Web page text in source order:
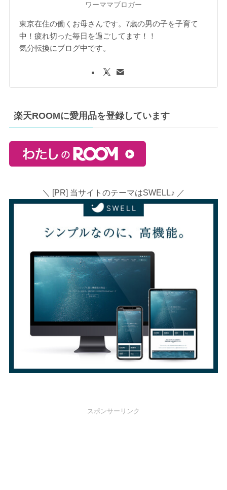
ワーママブロガー
東京在住の働くお母さんです。7歳の男の子を子育て
中！疲れ切った毎日を過ごしてます！！
気分転換にブログ中です。
楽天ROOMに愛用品を登録しています
＼ [PR] 当サイトのテーマはSWELL♪ ／
スポンサーリンク